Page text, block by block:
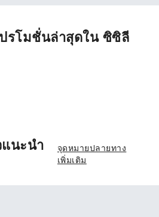
รโมชั่นล่าสุดใน ซิซิลี
นะนำ
จุดหมายปลายทาง
เพิ่มเติม